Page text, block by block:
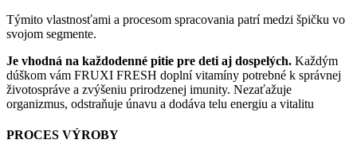
Týmito vlastnosťami a procesom spracovania patrí medzi špičku vo
svojom segmente.
Je vhodná na každodenné pitie pre deti aj dospelých. Každým
dúškom vám FRUXI FRESH doplní vitamíny potrebné k správnej
životospráve a zvýšeniu prirodzenej imunity. Nezaťažuje
organizmus, odstraňuje únavu a dodáva telu energiu a vitalitu
PROCES VÝROBY